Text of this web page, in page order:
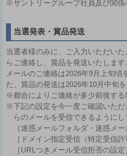
※サントリーグループ社員及び関係
当選発表・賞品発送
当選者様のみに、ご入力いただい
らご連絡し、賞品を発送いたします
メールのご連絡は2026年9月上旬頃
た、賞品の発送は2026年10月中旬
※都合によりご連絡が多少前後する
※下記の設定を今一度ご確認いただ
らのメールを受信できるようにし
［迷惑メールフォルダ・迷惑メー
［ドメイン指定受信（特定受信
［URLつきメール受信拒否の設定